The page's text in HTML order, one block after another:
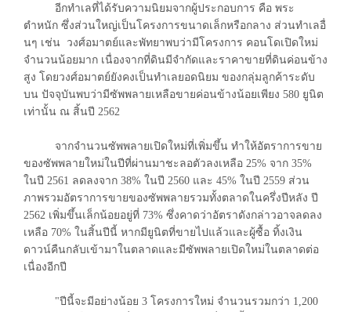
อีกทำเลที่ได้รับความนิยมจากผู้ประกอบการ คือ พระ
ตำหนัก ซึ่งส่วนใหญ่เป็นโครงการขนาดเล็กหรือกลาง ส่วนทำเลอื่
นๆ เช่น วงศ์อมาตย์และพัทยาพบว่ามีโครงการ คอนโดเปิดใหม่
จำนวนน้อยมาก เนื่องจากที่ดินมีจำกัดและราคาขายที่ดินค่อนข้าง
สูง โดยวงศ์อมาตย์ยังคงเป็นทำเลยอดนิยม ของกลุ่มลูกค้าระดับ
บน ปัจจุบันพบว่ามีซัพพลายเหลือขายค่อนข้างน้อยเพียง 580 ยูนิต
เท่านั้น ณ สิ้นปี 2562
จากจำนวนซัพพลายเปิดใหม่ที่เพิ่มขึ้น ทำให้อัตราการขาย
ของซัพพลายใหม่ในปีที่ผ่านมาชะลอตัวลงเหลือ 25% จาก 35%
ในปี 2561 ลดลงจาก 38% ในปี 2560 และ 45% ในปี 2559 ส่วน
ภาพรวมอัตราการขายของซัพพลายรวมทั้งตลาดในครึ่งปีหลัง ปี
2562 เพิ่มขึ้นเล็กน้อยอยู่ที่ 73% ซึ่งคาดว่าอัตราดังกล่าวอาจลดลง
เหลือ 70% ในสิ้นปีนี้ หากมียูนิตที่ขายไปแล้วและผู้ซื้อ ทิ้งเงิน
ดาวน์คืนกลับเข้ามาในตลาดและมีซัพพลายเปิดใหม่ในตลาดต่อ
เนื่องอีกปี
"ปีนี้จะมีอย่างน้อย 3 โครงการใหม่ จำนวนรวมกว่า 1,200